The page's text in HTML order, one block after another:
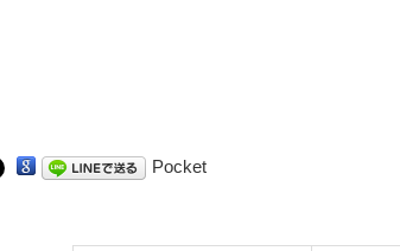
Pocket